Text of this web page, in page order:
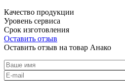
Качество продукции
Уровень сервиса
Срок изготовления
Оставить отзыв
Оставить отзыв на товар Анако